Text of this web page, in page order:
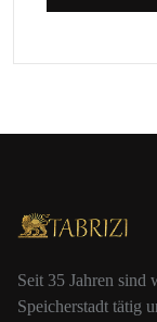
Seit 35 Jahren sind
Speicherstadt tätig